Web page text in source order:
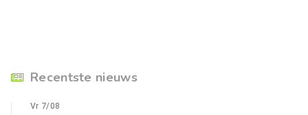
Recentste nieuws
Vr 7/08